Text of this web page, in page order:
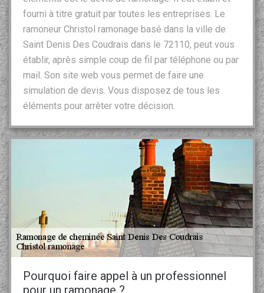
fourni à titre gratuit par toutes les entreprises. Le
ramoneur Christol ramonage basé dans la ville de
Saint Denis Des Coudrais dans le 72110, peut vous
établir, après simple coup de fil par téléphone ou par
mail. Son site web vous permet de faire une
simulation de devis. Vous disposez de tous les
éléments pour arrêter votre décision.
Pourquoi faire appel à un professionnel
pour un ramonage ?